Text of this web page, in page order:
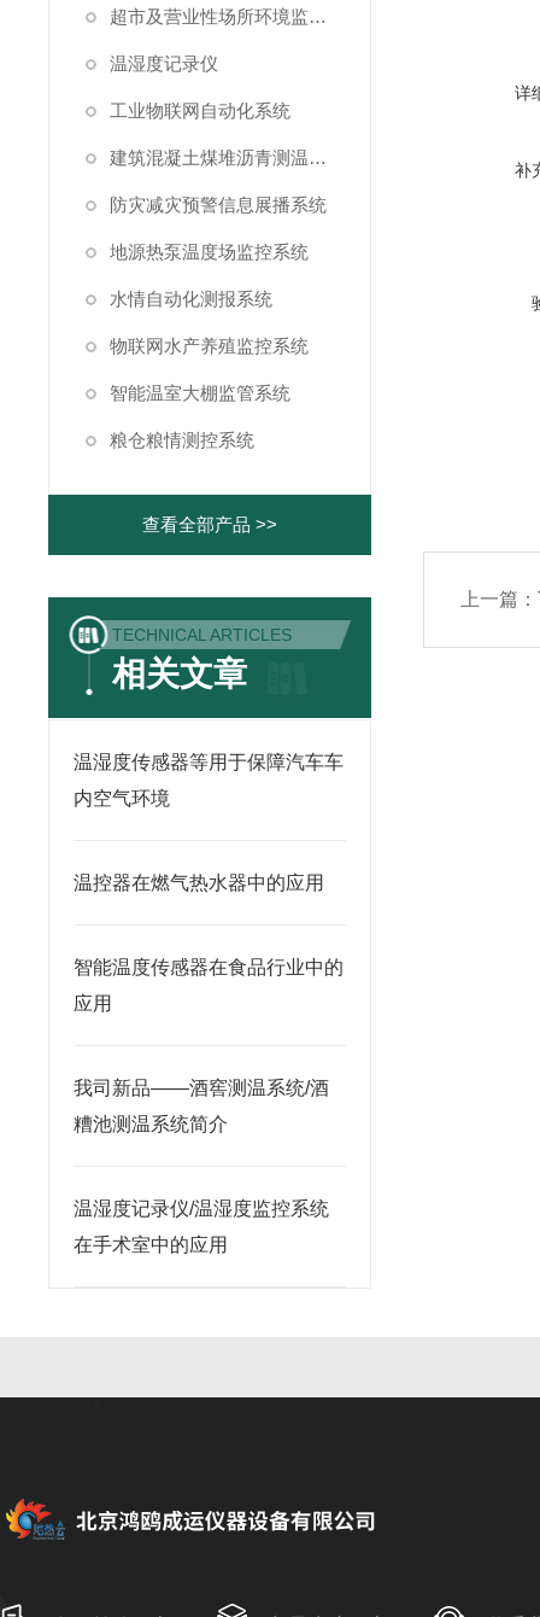
超市及营业性场所环境监测系统
温湿度记录仪
工业物联网自动化系统
建筑混凝土煤堆沥青测温系统
防灾减灾预警信息展播系统
地源热泵温度场监控系统
水情自动化测报系统
物联网水产养殖监控系统
智能温室大棚监管系统
粮仓粮情测控系统
查看全部产品 >>
TECHNICAL ARTICLES
相关文章
温湿度传感器等用于保障汽车车
内空气环境
温控器在燃气热水器中的应用
智能温度传感器在食品行业中的
应用
我司新品——酒窖测温系统/酒
糟池测温系统简介
温湿度记录仪/温湿度监控系统
在手术室中的应用
详
补
上一篇：